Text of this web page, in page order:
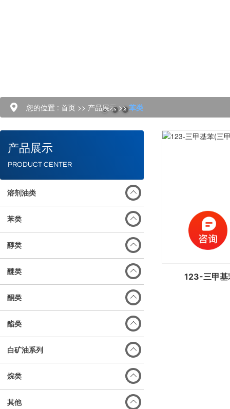
您的位置 : 首页 >> 产品展示>>苯类
产品展示
PRODUCT CENTER
溶剂油类
苯类
醇类
醚类
酮类
酯类
白矿油系列
烷类
其他
123-三甲基